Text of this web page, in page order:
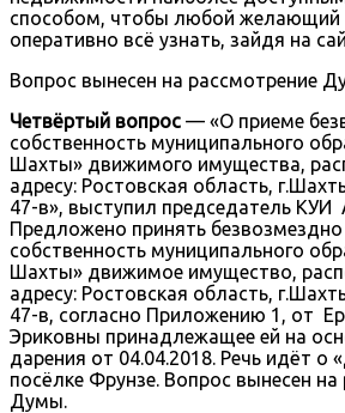
способом, чтобы любой желающий
оперативно всё узнать, зайдя на
Вопрос вынесен на рассмотрение
Четвёртый вопрос — «О приеме
собственность муниципального
Шахты» движимого имущества,
адресу: Ростовская область,
47-в», выступил председатель КУИ
Предложено принять
собственность муниципального
Шахты» движимое имущество,
адресу: Ростовская область,
47-в, согласно Приложению 1, от
Эриковны принадлежащее ей на
дарения от 04.04.2018. Речь идёт о
посёлке Фрунзе. Вопрос вынесен на
Думы.